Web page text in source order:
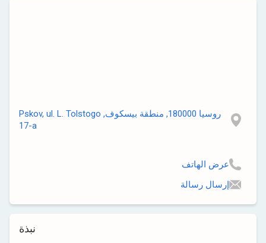
نبذة
روسيا 180000, منطقة بيسكوف, Pskov, ul. L. Tolstogo
17-a
عرض الهاتف
إرسال رسالة